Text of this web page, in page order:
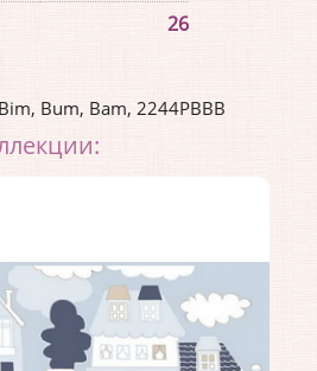
26
Bim, Bum, Bam, 2244PBBB